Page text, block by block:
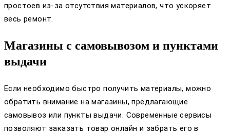
простоев из-за отсутствия материалов, что ускоряет
весь ремонт.
Магазины с самовывозом и пунктами
выдачи
Если необходимо быстро получить материалы, можно
обратить внимание на магазины, предлагающие
самовывоз или пункты выдачи. Современные сервисы
позволяют заказать товар онлайн и забрать его в